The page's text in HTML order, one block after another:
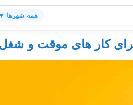
همه شهرها
برای کار های موقت و